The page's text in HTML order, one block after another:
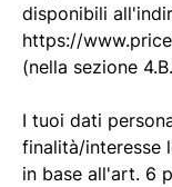
disponibili
https://
(nella sezione
I tuoi dati
finalità/interesse
in base all'art. 6